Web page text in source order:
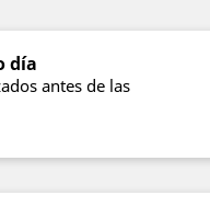
día
antes de las